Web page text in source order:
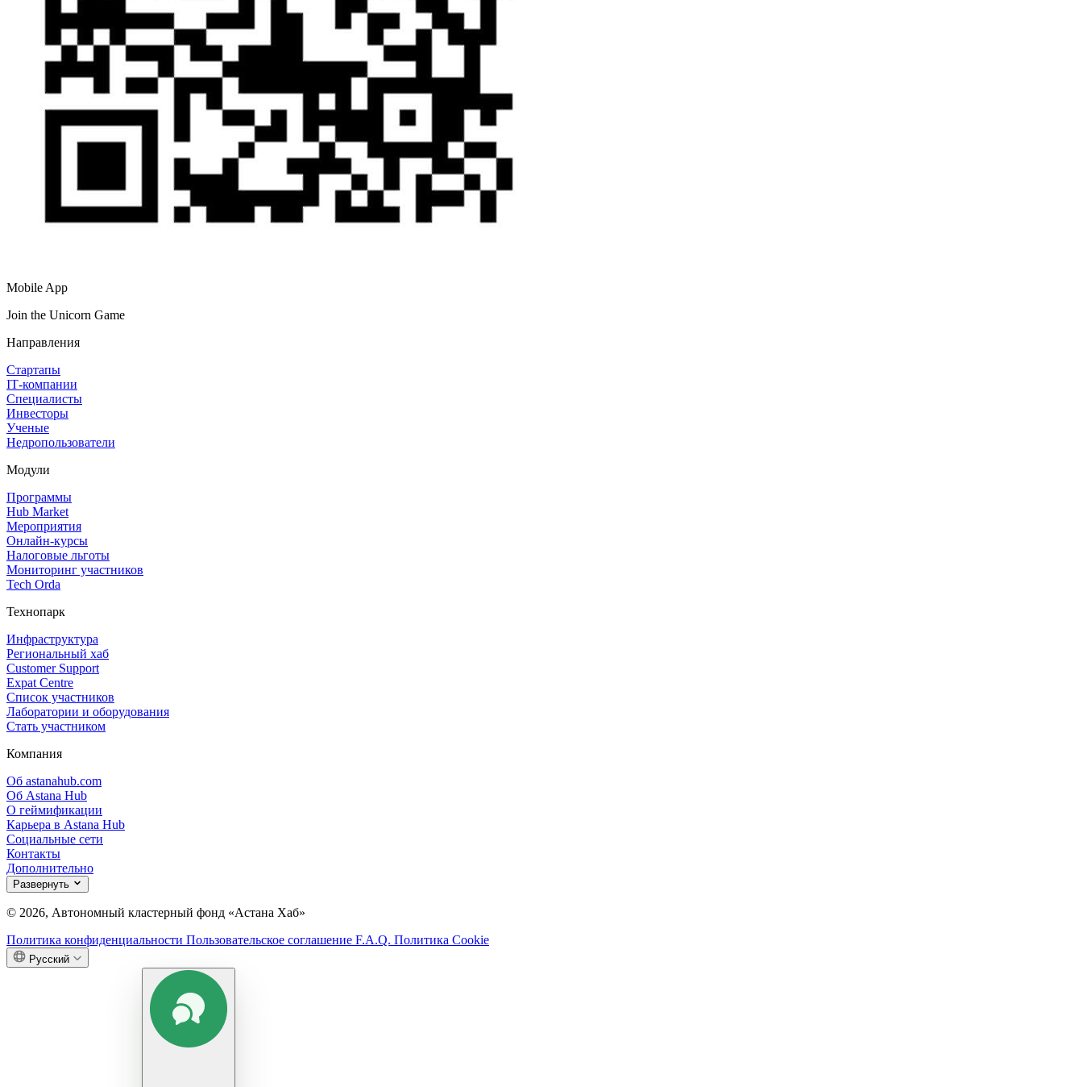
Mobile App
Join the Unicorn Game
Направления
Стартапы
IT‑компании
Специалисты
Инвесторы
Ученые
Недропользователи
Модули
Программы
Hub Market
Мероприятия
Онлайн‑курсы
Налоговые льготы
Мониторинг участников
Tech Orda
Технопарк
Инфраструктура
Региональный хаб
Customer Support
Expat Centre
Список участников
Лаборатории и оборудования
Стать участником
Компания
Об astanahub.com
Об Astana Hub
О геймификации
Карьера в Astana Hub
Социальные сети
Контакты
Дополнительно
Развернуть
© 2026, Автономный кластерный фонд «Астана Хаб»
Политика конфиденциальности Пользовательское соглашение F.A.Q. Политика Cookie
Русский